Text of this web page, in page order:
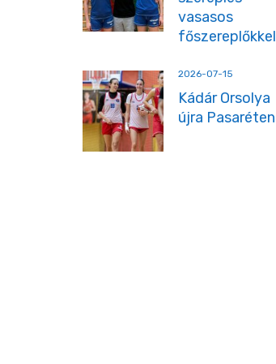
vasasos
főszereplőkkel
2026-07-15
Kádár Orsolya
újra Pasaréten